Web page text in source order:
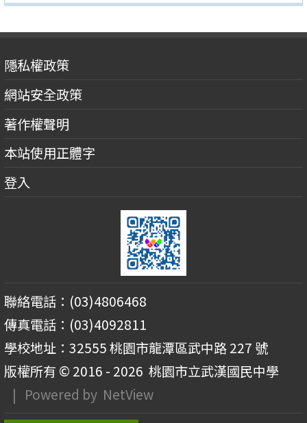
隱私權政策
網站安全政策
著作權聲明
本站使用正體字
登入
聯絡電話：(03)4806468
傳真電話：(03)4092811
學校地址：32555 桃園市龍潭區武中路 227 號
版權所有 © 2016 - 2026 桃園市立武漢國民中學
| Powered by NetView